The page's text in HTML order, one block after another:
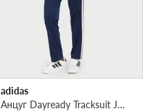
adidas
Анцуг Dayready Tracksuit JD5435 Тъмносин Regular Fit